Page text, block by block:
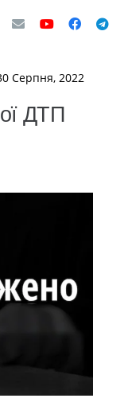
Серпня, 2022
ДТП